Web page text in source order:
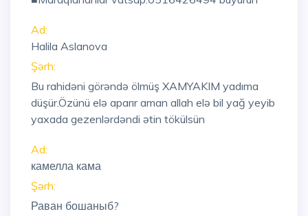
Ad:
Halila Aslanova
Şərh:
Bu rahidəni görəndə ölmüş XAMYAKIM yadıma
düşür.Özünü elə aparır aman allah elə bil yağ yeyib
yaxada gezenlərdəndi ətin tökülsün
Ad:
камелла кама
Şərh:
Раван бошаныб?